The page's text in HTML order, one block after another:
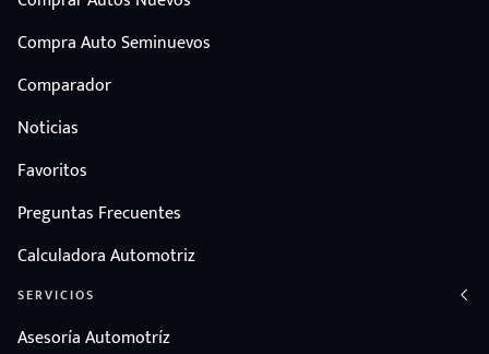
Compra Auto Seminuevos
Comparador
Noticias
Favoritos
Preguntas Frecuentes
Calculadora Automotriz
SERVICIOS
Asesoría Automotríz